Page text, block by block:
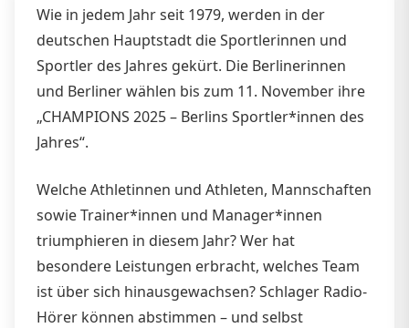
Wie in jedem Jahr seit 1979, werden in der
deutschen Hauptstadt die Sportlerinnen und
Sportler des Jahres gekürt. Die Berlinerinnen
und Berliner wählen bis zum 11. November ihre
„CHAMPIONS 2025 – Berlins Sportler*innen des
Jahres“.
Welche Athletinnen und Athleten, Mannschaften
sowie Trainer*innen und Manager*innen
triumphieren in diesem Jahr? Wer hat
besondere Leistungen erbracht, welches Team
ist über sich hinausgewachsen? Schlager Radio-
Hörer können abstimmen – und selbst